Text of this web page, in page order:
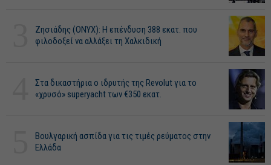
Ζησιάδης (ONYX): Η επένδυση 388 εκατ. που
φιλοδοξεί να αλλάξει τη Χαλκιδική
Στα δικαστήρια ο ιδρυτής της Revolut για το
«χρυσό» superyacht των €350 εκατ.
Βουλγαρική ασπίδα για τις τιμές ρεύματος στην
Ελλάδα